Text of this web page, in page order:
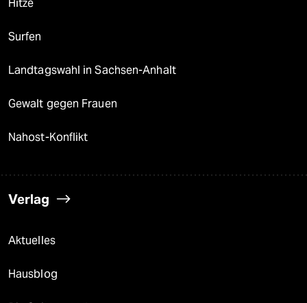
Hitze
Surfen
Landtagswahl in Sachsen-Anhalt
Gewalt gegen Frauen
Nahost-Konflikt
Verlag
Aktuelles
Hausblog